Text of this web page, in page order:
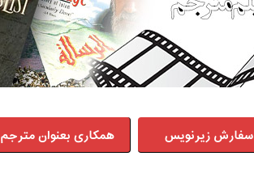
سفارش زیرنویس همکاری بعنوان مترجم